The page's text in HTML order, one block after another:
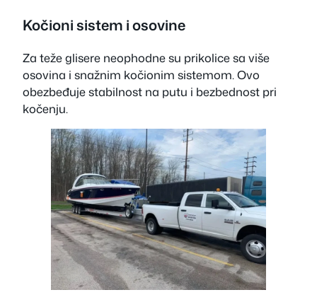
Kočioni sistem i osovine
Za teže glisere neophodne su prikolice sa više
osovina i snažnim kočionim sistemom. Ovo
obezbeđuje stabilnost na putu i bezbednost pri
kočenju.